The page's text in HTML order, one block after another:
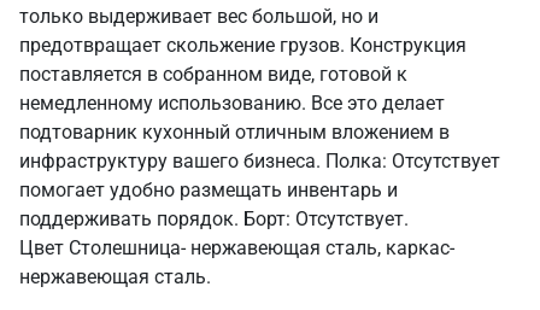
только выдерживает вес большой, но и
предотвращает скольжение грузов. Конструкция
поставляется в собранном виде, готовой к
немедленному использованию. Все это делает
подтоварник кухонный отличным вложением в
инфраструктуру вашего бизнеса. Полка: Отсутствует
помогает удобно размещать инвентарь и
поддерживать порядок. Борт: Отсутствует.
Цвет Столешница- нержавеющая сталь, каркас-
нержавеющая сталь.